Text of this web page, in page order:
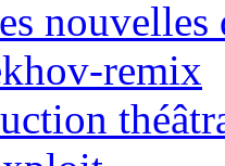
remix